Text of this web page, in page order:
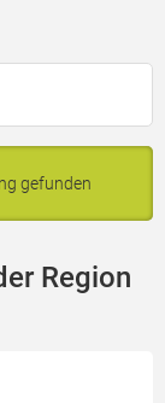
gefunden
Region